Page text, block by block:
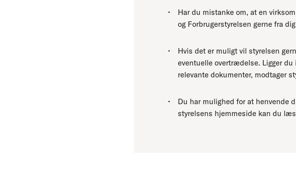
Har du mistanke om, at en
og Forbrugerstyrelsen gerne fra
Hvis det er muligt vil styrelsen
eventuelle overtrædelse. Ligger
relevante dokumenter, modtager
Du har mulighed for at henvende
styrelsens hjemmeside kan du